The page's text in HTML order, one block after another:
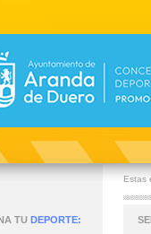
Estas
TU DEPORTE: